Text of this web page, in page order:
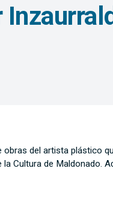
obras del artista plástico
la Cultura de Maldonado.